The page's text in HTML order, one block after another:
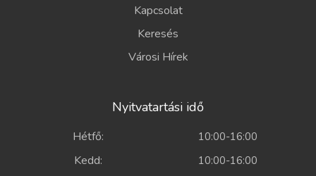
Kapcsolat
Keresés
Városi Hírek
Nyitvatartási idő
Hétfő: 10:00-16:00
Kedd: 10:00-16:00